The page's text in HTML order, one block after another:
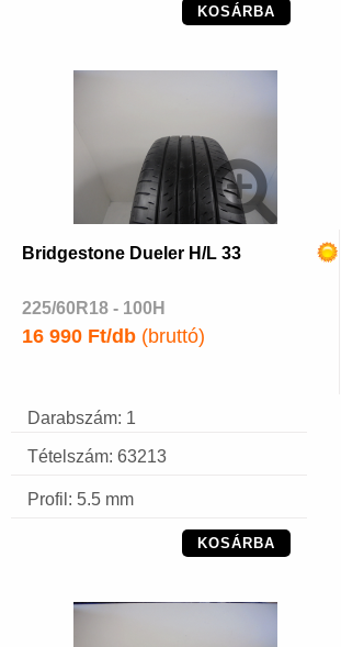
KOSÁRBA
Bridgestone Dueler H/L 33
225/60R18 - 100H
16 990 Ft/db (bruttó)
Darabszám: 1
Tételszám: 63213
Profil: 5.5 mm
KOSÁRBA